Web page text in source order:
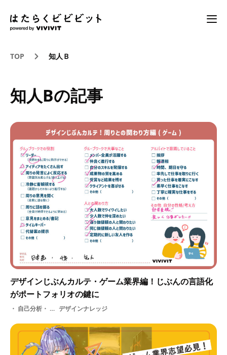
TOP 知人Ｂ
知人Bの記事
デザインじぶんカルテ・ゲーム業界編！じぶんの言語化
がポートフォリオの鍵に
自己分析・ ゲーム業界 デザインナレッジ